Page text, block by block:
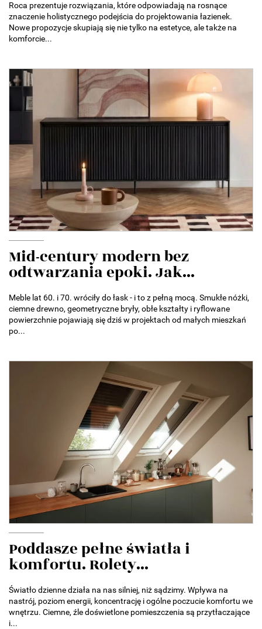
Roca prezentuje rozwiązania, które odpowiadają na rosnące
znaczenie holistycznego podejścia do projektowania łazienek.
Nowe propozycje skupiają się nie tylko na estetyce, ale także na
komforcie...
Mid-century modern bez
odtwarzania epoki. Jak...
Meble lat 60. i 70. wróciły do łask - i to z pełną mocą. Smukłe nóżki,
ciemne drewno, geometryczne bryły, obłe kształty i ryflowane
powierzchnie pojawiają się dziś w projektach od małych mieszkań
po...
Poddasze pełne światła i
komfortu. Rolety...
Światło dzienne działa na nas silniej, niż sądzimy. Wpływa na
nastrój, poziom energii, koncentrację i ogólne poczucie komfortu we
wnętrzu. Ciemne, źle doświetlone pomieszczenia są przytłaczające
i...